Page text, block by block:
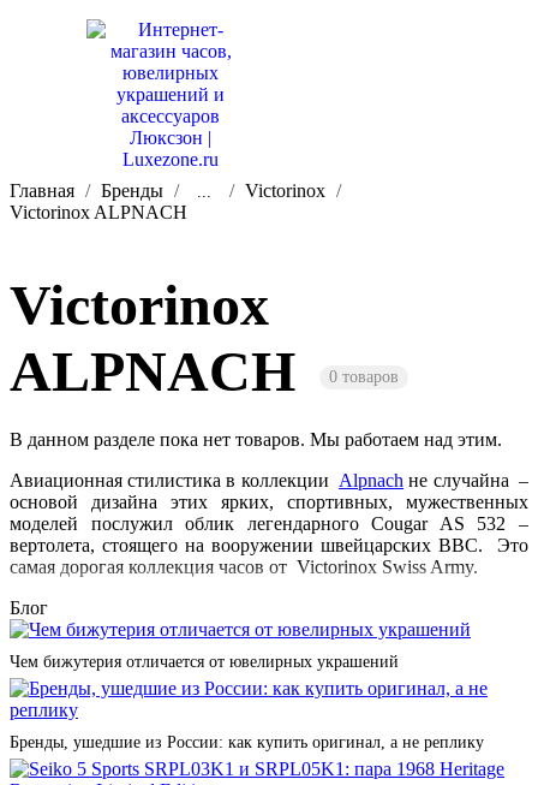
Главная Бренды ...
Victorinox
Victorinox ALPNACH
Victorinox
ALPNACH
0 товаров
В данном разделе пока нет товаров. Мы работаем над этим.
Авиационная стилистика в коллекции Alpnach не случайна –
основой дизайна этих ярких, спортивных, мужественных
моделей послужил облик легендарного Cougar AS 532 –
вертолета, стоящего на вооружении швейцарских ВВС.
Это
самая дорогая коллекция часов от Victorinox Swiss Army.
Блог
Чем бижутерия отличается от ювелирных украшений
Бренды, ушедшие из России: как купить оригинал, а не реплику